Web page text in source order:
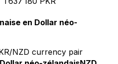
en Dollar néo-
NZD currency pair